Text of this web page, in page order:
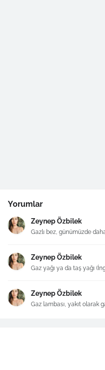
Yorumlar
Zeynep Özbilek
Gazlı bez, günümüzde
Zeynep Özbilek
Gaz yağı ya da taş yağı
Zeynep Özbilek
Gaz lambası, yakıt olarak